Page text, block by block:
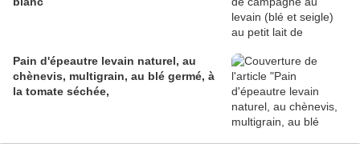
Pain d'épeautre levain naturel, au
chènevis, multigrain, au blé germé, à
la tomate séchée,